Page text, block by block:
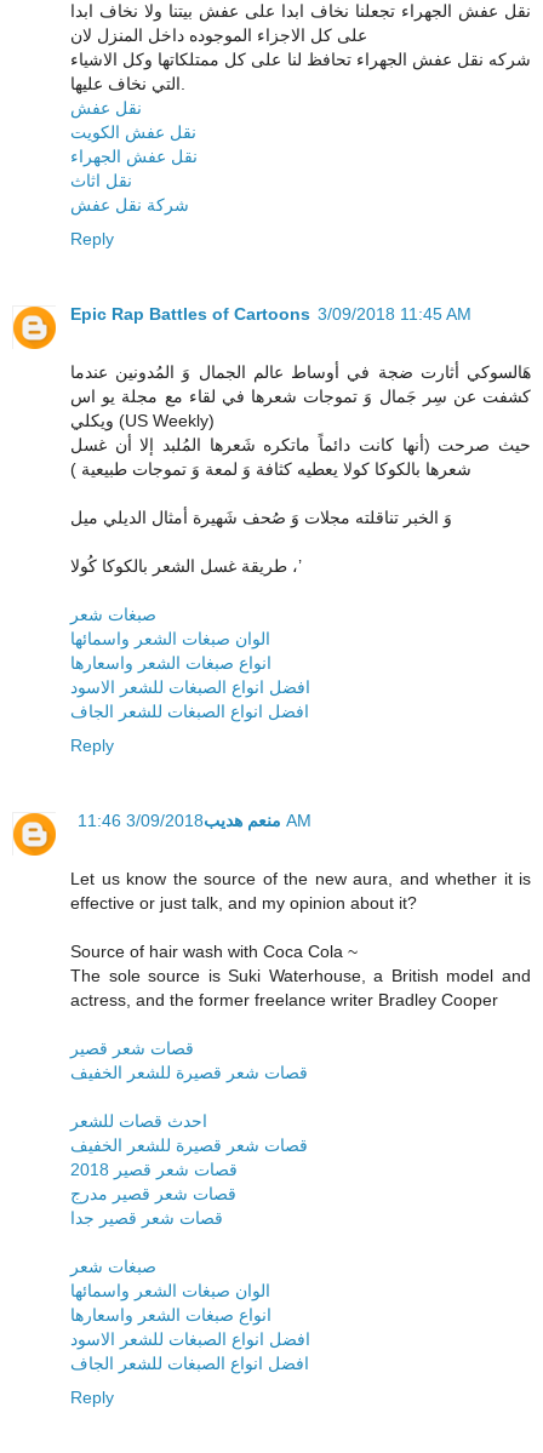
نقل عفش الجهراء تجعلنا نخاف ابدا على عفش بيتنا ولا نخاف ابدا
على كل الاجزاء الموجوده داخل المنزل لان
شركه نقل عفش الجهراء تحافظ لنا على كل ممتلكاتها وكل الاشياء
نقل عفش
نقل عفش الكويت
نقل عفش الجهراء
نقل اثاث
شركة نقل عفش
Reply
Epic Rap Battles of Cartoons 3/09/2018 11:45 AM
هَالسوكي أثارت ضجة في أوساط عالم الجمال وَ المُدونين عندما
كشفت عن سِر جَمال وَ تموجات شعرها في لقاء مع مجلة يو اس
ويكلي (US Weekly)
حيث صرحت (أنها كانت دائماً ماتكره شَعرها المُلبد إلا أن غسل
شعرها بالكوكا كولا يعطيه كثافة وَ لمعة وَ تموجات طبيعية )
وَ الخبر تناقلته مجلات وَ صُحف شَهيرة أمثال الديلي ميل
طريقة غسل الشعر بالكوكا كُولا ،’
صبغات شعر
الوان صبغات الشعر واسمائها
انواع صبغات الشعر واسعارها
افضل انواع الصبغات للشعر الاسود
افضل انواع الصبغات للشعر الجاف
Reply
منعم هديب 3/09/2018 11:46 AM
Let us know the source of the new aura, and whether it is
effective or just talk, and my opinion about it?
Source of hair wash with Coca Cola ~
The sole source is Suki Waterhouse, a British model and
actress, and the former freelance writer Bradley Cooper
قصات شعر قصير
قصات شعر قصيرة للشعر الخفيف
احدث قصات للشعر
قصات شعر قصيرة للشعر الخفيف
قصات شعر قصير 2018
قصات شعر قصير مدرج
قصات شعر قصير جدا
صبغات شعر
الوان صبغات الشعر واسمائها
انواع صبغات الشعر واسعارها
افضل انواع الصبغات للشعر الاسود
افضل انواع الصبغات للشعر الجاف
Reply